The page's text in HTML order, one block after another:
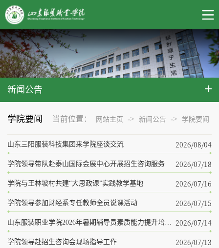
新闻公告
学院要闻 当前位置： 网站主页 -> 新闻公告 -> 学院要闻
山东三阳服装科技集团来学院座谈交流 2026/08/04
学院领导带队赴泰山国际会展中心开展招生咨询服务 2026/07/18
学院与王林坡村共建“大思政课”实践教学基地 2026/07/16
学院领导参加财经系专任教师全员说课活动 2026/07/15
2026/07/14
学院领导赴招生咨询会现场指导工作 2026/07/13